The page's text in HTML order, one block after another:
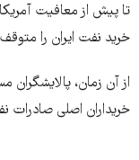
خرید نفت ایران را
از آن زمان،
خریداران اصلی صادرات